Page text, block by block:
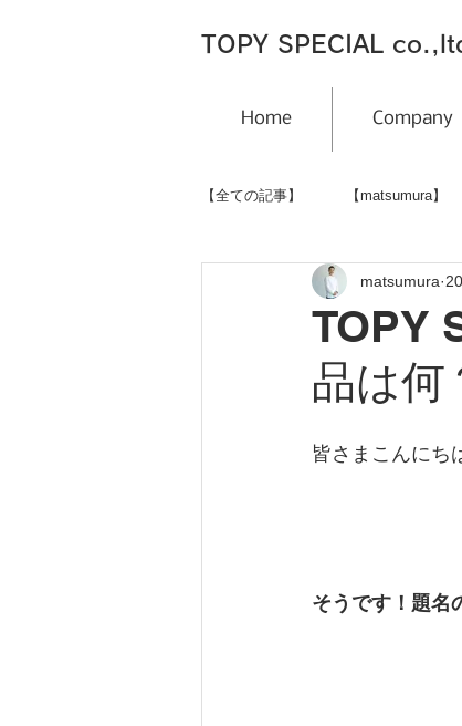
TOPY SPECIAL
Home Company
【全ての記事】 【matsumura】
TOPY
品は何
matsumura
皆さまこんにち
そうです！題名